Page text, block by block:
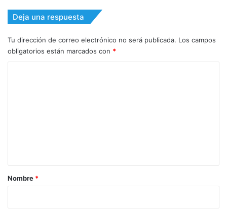
Deja una respuesta
Tu dirección de correo electrónico no será publicada. Los campos
obligatorios están marcados con *
rNombre *